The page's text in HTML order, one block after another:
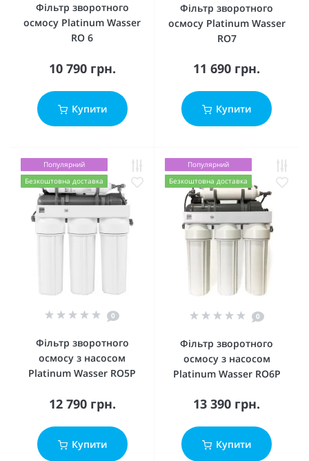
Фільтр зворотного
осмосу Platinum Wasser
RO 6
10 790 грн.
Купити
Фільтр зворотного
осмосу Platinum Wasser
RO7
11 690 грн.
Купити
Популярний
Безкоштовна доставка
0
Фільтр зворотного
осмосу з насосом
Platinum Wasser RO5P
12 790 грн.
Купити
Популярний
Безкоштовна доставка
0
Фільтр зворотного
осмосу з насосом
Platinum Wasser RO6P
13 390 грн.
Купити